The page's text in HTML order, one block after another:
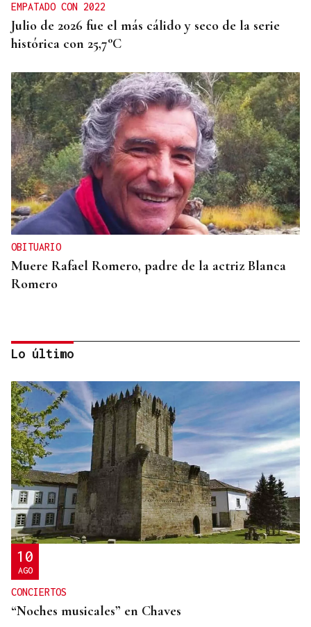
EMPATADO CON 2022
Julio de 2026 fue el más cálido y seco de la serie
histórica con 25,7°C
OBITUARIO
Muere Rafael Romero, padre de la actriz Blanca
Romero
CRÓNICAS DE AGORA E SEMPRE
O capelán Figueras, o eclipse e o rei
Lo último
10
AGO
CONCIERTOS
“Noches musicales” en Chaves